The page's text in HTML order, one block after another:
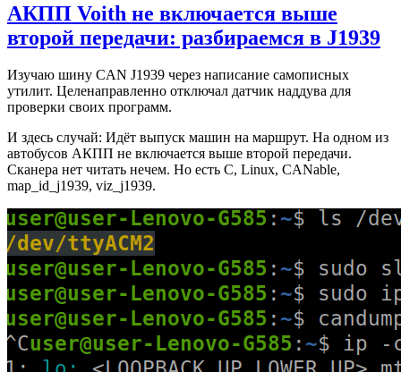
АКПП Voith не включается выше
второй передачи: разбираемся в J1939
Изучаю шину CAN J1939 через написание самописных
утилит. Целенаправленно отключал датчик наддува для
проверки своих программ.
И здесь случай: Идёт выпуск машин на маршрут. На одном из
автобусов АКПП не включается выше второй передачи.
Сканера нет читать нечем. Но есть C, Linux, CANable,
map_id_j1939, viz_j1939.